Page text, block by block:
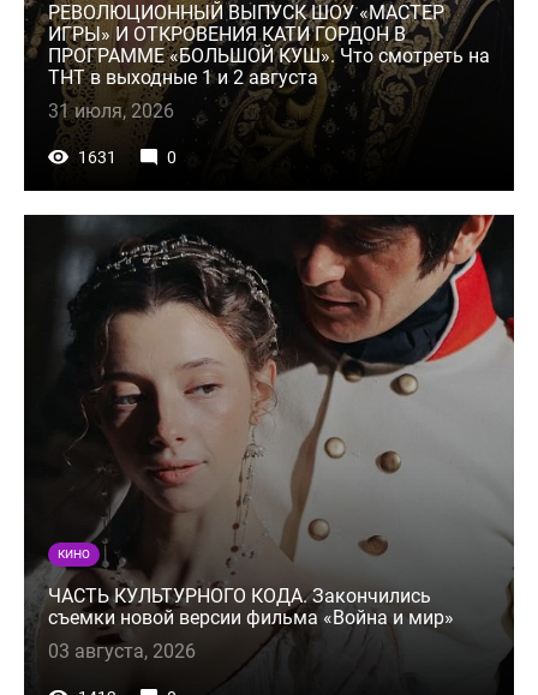
РЕВОЛЮЦИОННЫЙ ВЫПУСК ШОУ «МАСТЕР
ИГРЫ» И ОТКРОВЕНИЯ КАТИ ГОРДОН В
ПРОГРАММЕ «БОЛЬШОЙ КУШ». Что смотреть на
ТНТ в выходные 1 и 2 августа
31 июля, 2026
1631 0
КИНО
ЧАСТЬ КУЛЬТУРНОГО КОДА. Закончились
съемки новой версии фильма «Война и мир»
03 августа, 2026